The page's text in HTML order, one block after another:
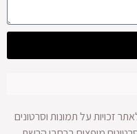
זכויות על תמונות וסרטונים